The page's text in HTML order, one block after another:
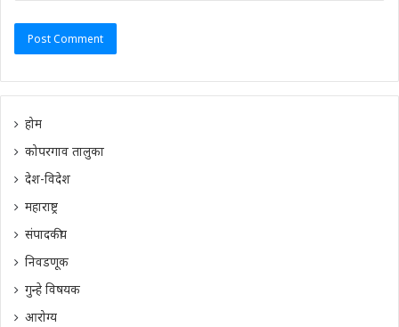
होम
कोपरगाव तालुका
देश-विदेश
महाराष्ट्र
संपादकीय
निवडणूक
गुन्हे विषयक
आरोग्य